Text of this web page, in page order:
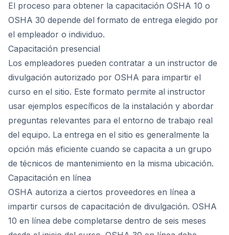
El proceso para obtener la capacitación OSHA 10 o
OSHA 30 depende del formato de entrega elegido por
el empleador o individuo.
Capacitación presencial
Los empleadores pueden contratar a un instructor de
divulgación autorizado por OSHA para impartir el
curso en el sitio. Este formato permite al instructor
usar ejemplos específicos de la instalación y abordar
preguntas relevantes para el entorno de trabajo real
del equipo. La entrega en el sitio es generalmente la
opción más eficiente cuando se capacita a un grupo
de técnicos de mantenimiento en la misma ubicación.
Capacitación en línea
OSHA autoriza a ciertos proveedores en línea a
impartir cursos de capacitación de divulgación. OSHA
10 en línea debe completarse dentro de seis meses